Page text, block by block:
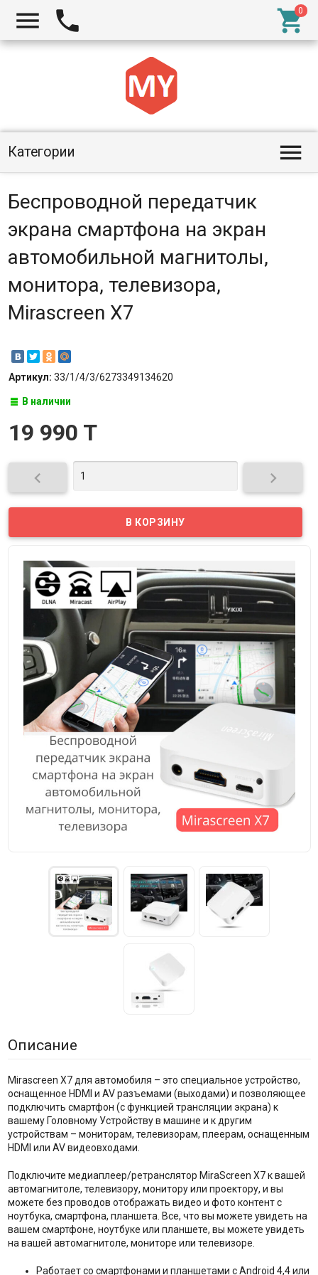
  
Категории 
Беспроводной передатчик
экрана смартфона на экран
автомобильной магнитолы,
монитора, телевизора,
Mirascreen X7
Артикул: 33/1/4/3/6273349134620
В наличии
19 990 T
 
Описание
Mirascreen X7 для автомобиля – это специальное устройство,
оснащенное HDMI и AV разъемами (выходами) и позволяющее
подключить смартфон (с функцией трансляции экрана) к
вашему Головному Устройству в машине и к другим
устройствам – мониторам, телевизорам, плеерам, оснащенным
HDMI или AV видеовходами.
Подключите медиаплеер/ретранслятор MiraScreen X7 к вашей
автомагнитоле, телевизору, монитору или проектору, и вы
можете без проводов отображать видео и фото контент с
ноутбука, смартфона, планшета. Все, что вы можете увидеть на
вашем смартфоне, ноутбуке или планшете, вы можете увидеть
на вашей автомагнитоле, мониторе или телевизоре.
Работает со смартфонами и планшетами с Android 4,4 или